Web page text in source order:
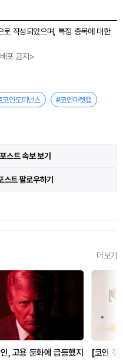
작성되었으며, 특정 종목에 대한
포 금지>
코인도미넌스 #코인마켓캡
스트 속보 보기
트 팔로우하기
더보기
, 고용 둔화에 급등했지
[코인 갱